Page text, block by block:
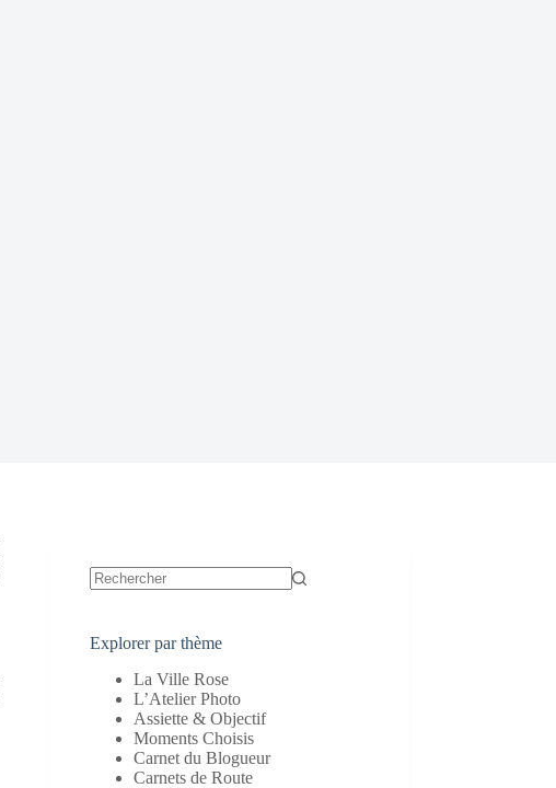
Explorer par thème
La Ville Rose
L’Atelier Photo
Assiette & Objectif
Moments Choisis
Carnet du Blogueur
Carnets de Route